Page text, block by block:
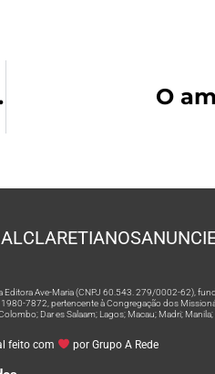
O
CLARETIANOS
Editora Ave-Maria (CNPJ 60.543. 279/0002-62),
7872, pertencente à Congregação dos
Dar es Salaam; Lagos; Macau; Madri;
feito com por Grupo A Rede